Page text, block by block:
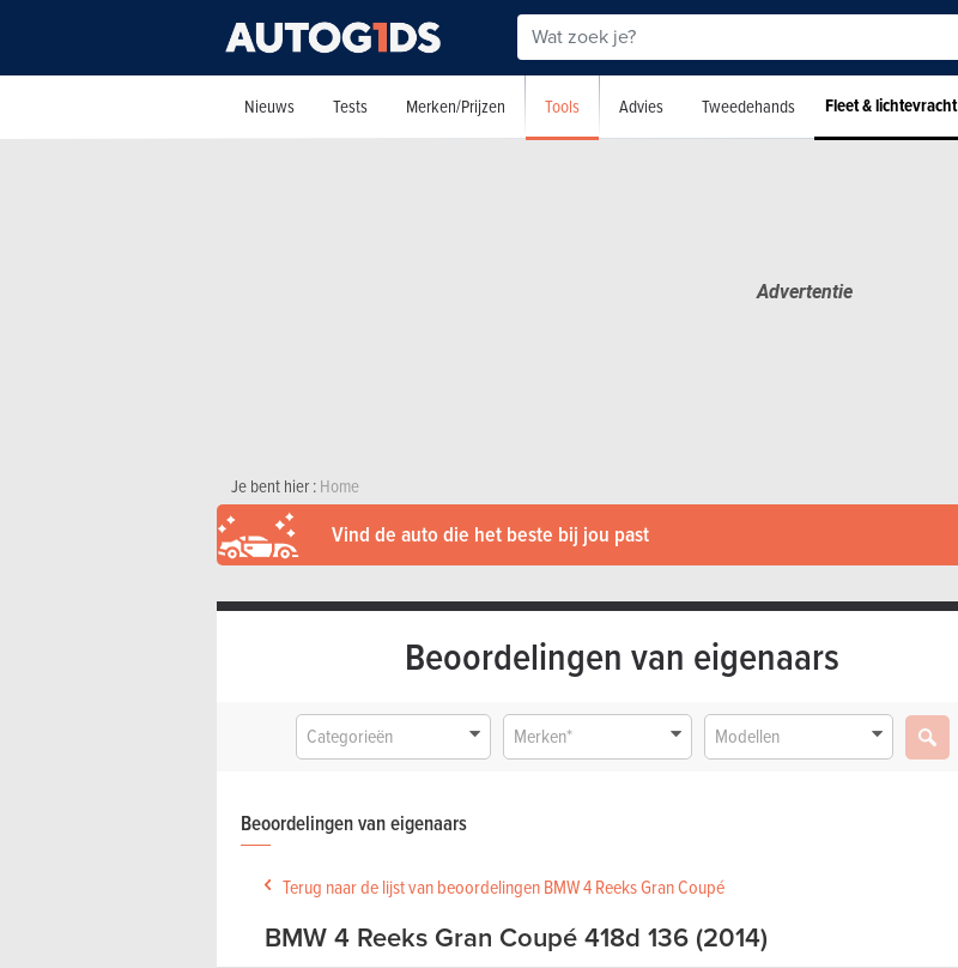
Nieuws Tests Merken/Prijzen Tools Advies Tweedehands Fleet & lichtevracht
Je bent hier :Home
Vind de auto die het beste bij jou past
Beoordelingen van eigenaars
Categorieën Merken* Modellen
Beoordelingen van eigenaars
Terug naar de lijst van beoordelingen BMW 4 Reeks Gran Coupé
BMW 4 Reeks Gran Coupé 418d 136 (2014)